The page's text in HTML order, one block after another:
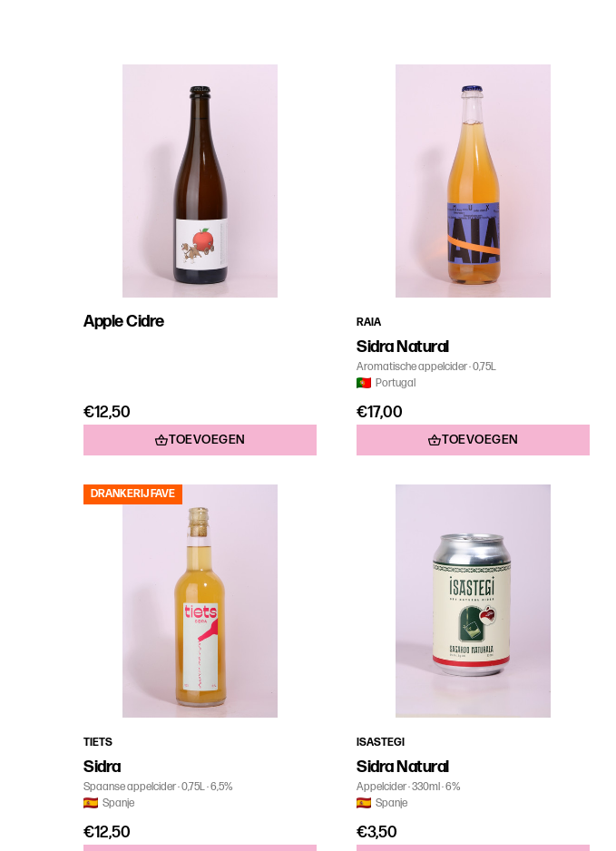
Producten
Apple Cidre
€12,50
TOEVOEGEN
RAIA
Sidra Natural
Aromatische appelcider 0,75L
Portugal
€17,00
TOEVOEGEN
DRANKERIJ FAVE
TIETS
Sidra
Spaanse appelcider 0,75L 6,5%
Spanje
€12,50
ISASTEGI
Sidra Natural
Appelcider 330ml 6%
Spanje
€3,50